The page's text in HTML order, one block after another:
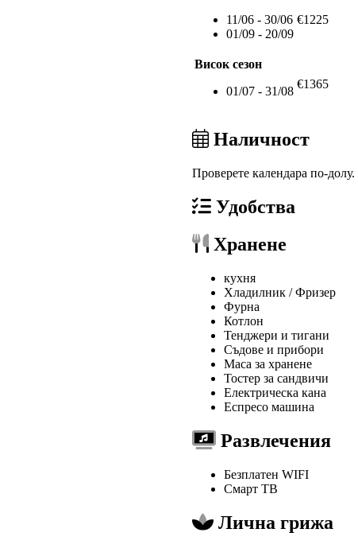
11/06 - 30/06
01/09 - 20/09
€1225
Висок сезон
01/07 - 31/08
€1365
Наличност
Проверете календара по-долу.
Удобства
Хранене
кухня
Хладилник / Фризер
Фурна
Котлон
Тенджери и тигани
Съдове и прибори
Маса за хранене
Тостер за сандвичи
Електрическа кана
Еспресо машина
Развлечения
Безплатен WIFI
Смарт ТВ
Лична грижа